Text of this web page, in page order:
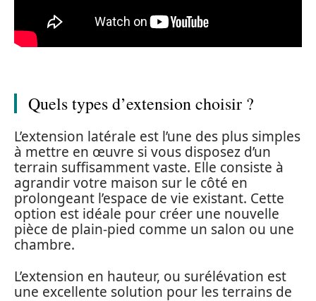
Quels types d’extension choisir ?
L’extension latérale est l’une des plus simples
à mettre en œuvre si vous disposez d’un
terrain suffisamment vaste. Elle consiste à
agrandir votre maison sur le côté en
prolongeant l’espace de vie existant. Cette
option est idéale pour créer une nouvelle
pièce de plain-pied comme un salon ou une
chambre.
L’extension en hauteur, ou surélévation est
une excellente solution pour les terrains de